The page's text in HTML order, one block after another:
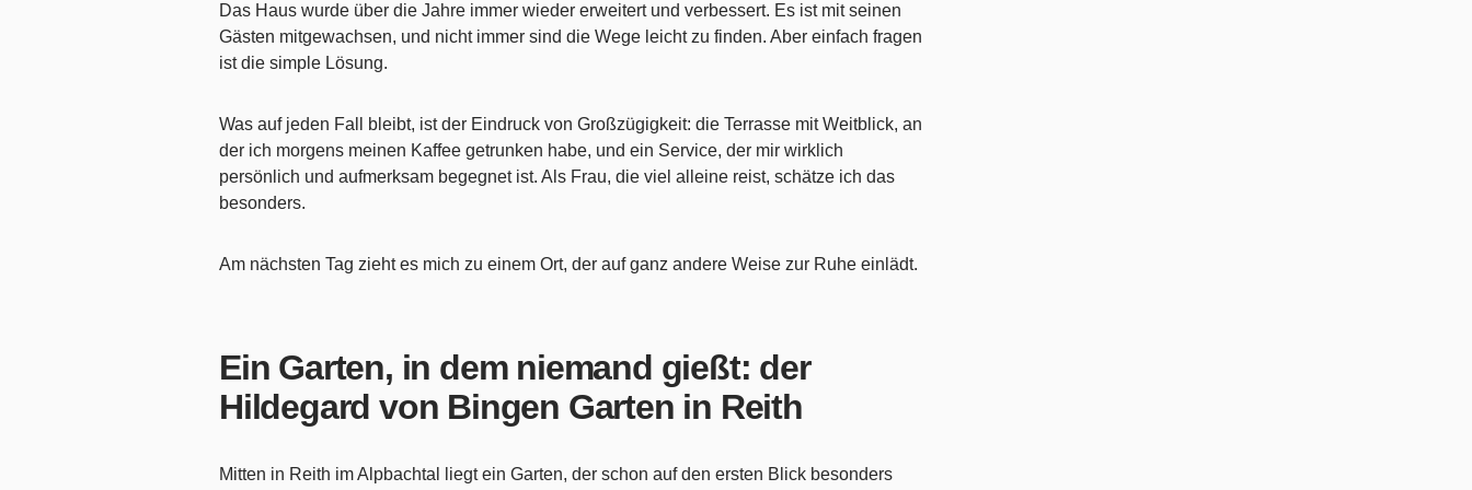
Das Haus wurde über die Jahre immer wieder erweitert und verbessert. Es ist mit seinen
Gästen mitgewachsen, und nicht immer sind die Wege leicht zu finden. Aber einfach fragen
ist die simple Lösung.
Was auf jeden Fall bleibt, ist der Eindruck von Großzügigkeit: die Terrasse mit Weitblick, an
der ich morgens meinen Kaffee getrunken habe, und ein Service, der mir wirklich
persönlich und aufmerksam begegnet ist. Als Frau, die viel alleine reist, schätze ich das
besonders.
Am nächsten Tag zieht es mich zu einem Ort, der auf ganz andere Weise zur Ruhe einlädt.
Ein Garten, in dem niemand gießt: der
Hildegard von Bingen Garten in Reith
Mitten in Reith im Alpbachtal liegt ein Garten, der schon auf den ersten Blick besonders